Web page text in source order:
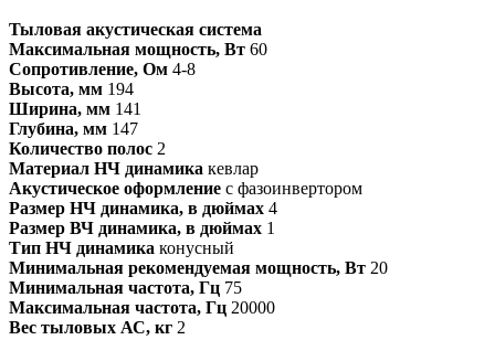
Тыловая акустическая система
Максимальная мощность, Вт 60
Сопротивление, Ом 4-8
Высота, мм 194
Ширина, мм 141
Глубина, мм 147
Количество полос 2
Материал НЧ динамика кевлар
Акустическое оформление с фазоинвертором
Размер НЧ динамика, в дюймах 4
Размер ВЧ динамика, в дюймах 1
Тип НЧ динамика конусный
Минимальная рекомендуемая мощность, Вт 20
Минимальная частота, Гц 75
Максимальная частота, Гц 20000
Вес тыловых АС, кг 2